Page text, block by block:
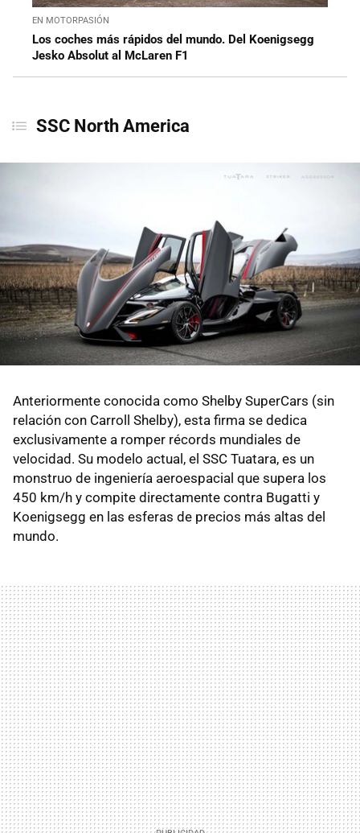
EN MOTORPASIÓN
Los coches más rápidos del mundo. Del Koenigsegg
Jesko Absolut al McLaren F1
SSC North America
Anteriormente conocida como Shelby SuperCars (sin
relación con Carroll Shelby), esta firma se dedica
exclusivamente a romper récords mundiales de
velocidad. Su modelo actual, el SSC Tuatara, es un
monstruo de ingeniería aeroespacial que supera los
450 km/h y compite directamente contra Bugatti y
Koenigsegg en las esferas de precios más altas del
mundo.